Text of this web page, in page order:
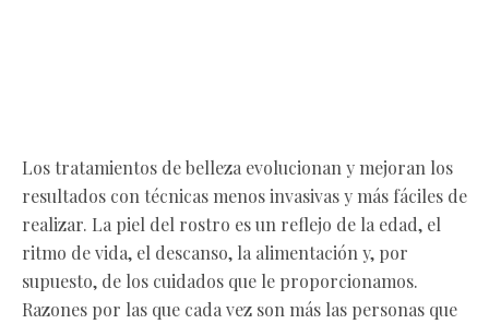
Los tratamientos de belleza evolucionan y mejoran los
resultados con técnicas menos invasivas y más fáciles de
realizar. La piel del rostro es un reflejo de la edad, el
ritmo de vida, el descanso, la alimentación y, por
supuesto, de los cuidados que le proporcionamos.
Razones por las que cada vez son más las personas que